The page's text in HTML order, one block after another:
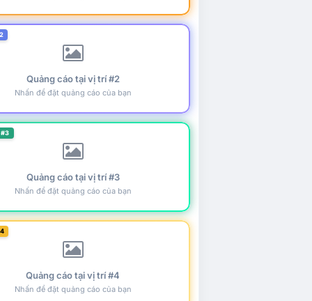
Quảng cáo tại vị trí #2
Nhấn để đặt quảng cáo của bạn
Quảng cáo tại vị trí #3
Nhấn để đặt quảng cáo của bạn
Quảng cáo tại vị trí #4
Nhấn để đặt quảng cáo của bạn